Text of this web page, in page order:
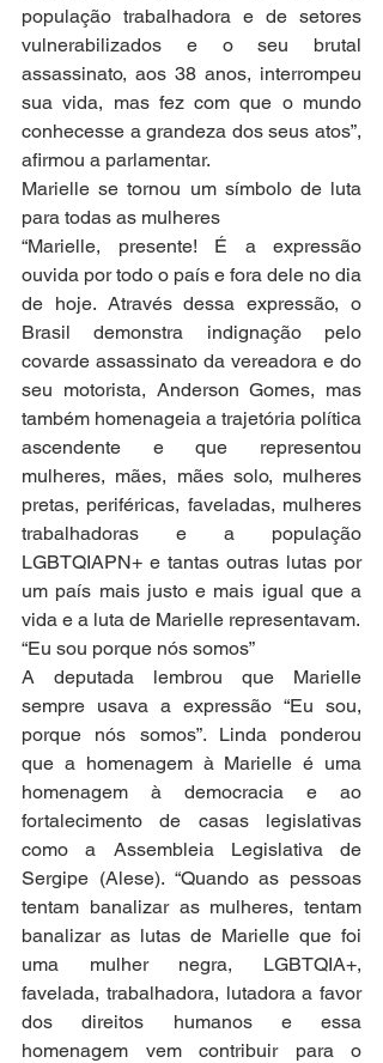
população trabalhadora e de setores
vulnerabilizados e o seu brutal
assassinato, aos 38 anos, interrompeu
sua vida, mas fez com que o mundo
conhecesse a grandeza dos seus atos”,
afirmou a parlamentar.
Marielle se tornou um símbolo de luta
para todas as mulheres
“Marielle, presente! É a expressão
ouvida por todo o país e fora dele no dia
de hoje. Através dessa expressão, o
Brasil demonstra indignação pelo
covarde assassinato da vereadora e do
seu motorista, Anderson Gomes, mas
também homenageia a trajetória política
ascendente e que representou
mulheres, mães, mães solo, mulheres
pretas, periféricas, faveladas, mulheres
trabalhadoras e a população
LGBTQIAPN+ e tantas outras lutas por
um país mais justo e mais igual que a
vida e a luta de Marielle representavam.
“Eu sou porque nós somos”
A deputada lembrou que Marielle
sempre usava a expressão “Eu sou,
porque nós somos”. Linda ponderou
que a homenagem à Marielle é uma
homenagem à democracia e ao
fortalecimento de casas legislativas
como a Assembleia Legislativa de
Sergipe (Alese). “Quando as pessoas
tentam banalizar as mulheres, tentam
banalizar as lutas de Marielle que foi
uma mulher negra, LGBTQIA+,
favelada, trabalhadora, lutadora a favor
dos direitos humanos e essa
homenagem vem contribuir para o